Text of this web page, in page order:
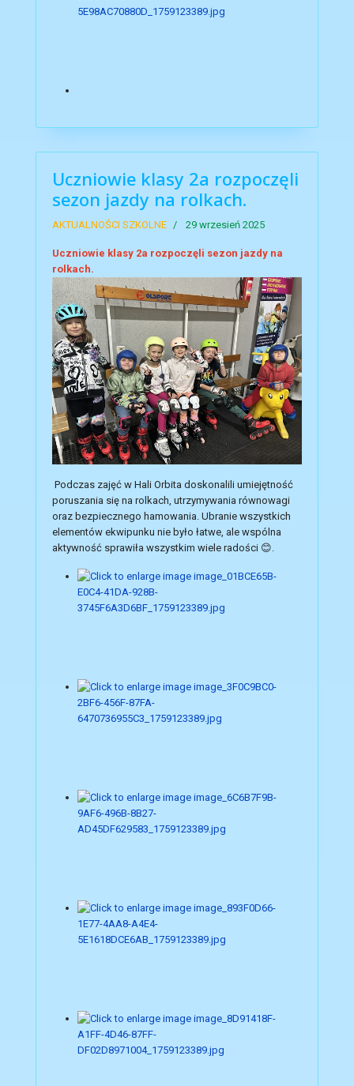
Uczniowie klasy 2a rozpoczęli
sezon jazdy na rolkach.
AKTUALNOŚCI SZKOLNE 29 wrzesień 2025
Uczniowie klasy 2a rozpoczęli sezon jazdy na
rolkach.
Podczas zajęć w Hali Orbita doskonalili umiejętność
poruszania się na rolkach, utrzymywania równowagi
oraz bezpiecznego hamowania. Ubranie wszystkich
elementów ekwipunku nie było łatwe, ale wspólna
aktywność sprawiła wszystkim wiele radości 😊.